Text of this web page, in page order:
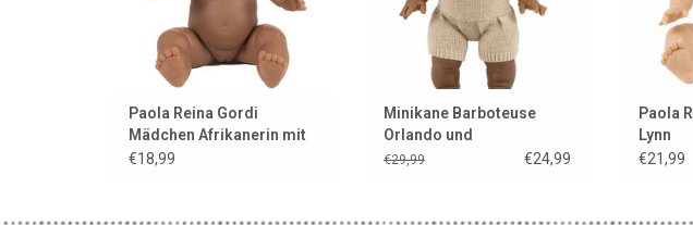
Paola Reina Gordi
Mädchen Afrikanerin mit
Augenbrauen und hellen
€18,99
Minikane Barboteuse
Orlando und
Jerseycreme für Gordi
€29,99 €24,99
Paola
Lynn
€21,99